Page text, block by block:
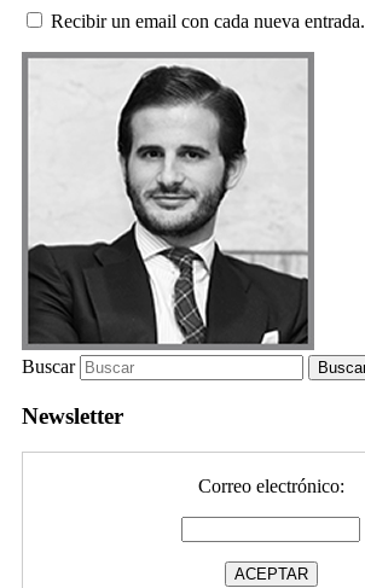
Recibir un email con cada nueva entrada.
Buscar
Newsletter
Correo electrónico: